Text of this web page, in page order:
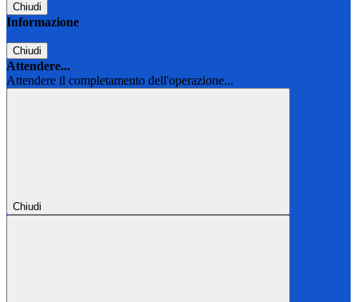
Chiudi
Informazione
Chiudi
Attendere...
Attendere il completamento dell'operazione...
Chiudi